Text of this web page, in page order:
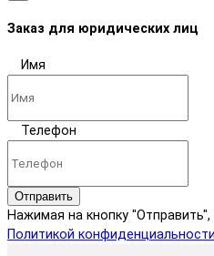
Заказ для юридических лиц
Имя
Телефон
Отправить
Нажимая на кнопку
Политикой